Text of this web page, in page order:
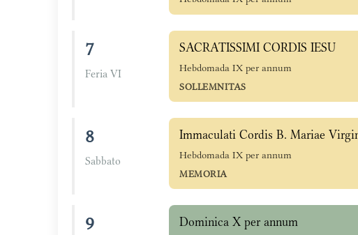
7
Feria VI
SACRATISSIMI CORDIS IESU
Hebdomada IX per annum
SOLLEMNITAS
8
Sabbato
Immaculati Cordis B. Mariae
Hebdomada IX per annum
MEMORIA
9 Dominica X per annum